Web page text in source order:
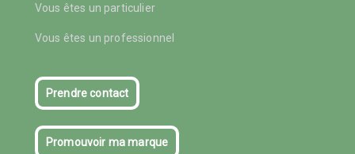
Vous êtes un particulier
Vous êtes un professionnel
Prendre contact
Promouvoir ma marque